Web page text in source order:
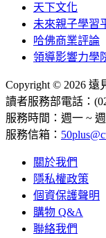
天下文化
未來親子學習
哈佛商業評論
領導影響力學
Copyright © 2026 遠
讀者服務部電話：
服務時間：週一 ~
服務信箱：
關於我們
隱私權政策
個資保護聲明
購物 Q&A
聯絡我們